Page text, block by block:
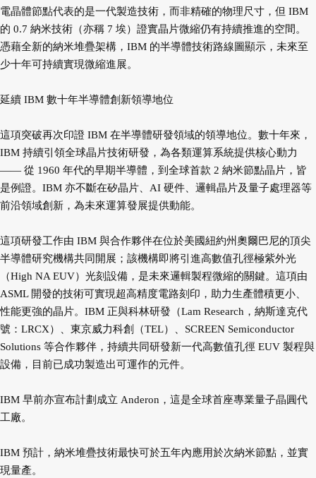
電晶體節點代表的是一代製造技術，而非精確的物理尺寸，但 IBM
的 0.7 納米技術（亦稱 7 埃）證實晶片微縮仍有持續推進的空間。
憑藉全新的納米堆疊架構，IBM 的半導體技術路線圖顯示，未來至
少十年可持續實現微縮進展。
延續 IBM 數十年半導體創新領導地位
這項突破再次印證 IBM 在半導體研發領域的領導地位。數十年來，
IBM 持續引領全球晶片技術研發，為各類運算系統提供核心動力
—— 從 1960 年代的早期半導體，到全球首款 2 納米節點晶片，皆
是例證。IBM 亦不斷在矽晶片、AI 硬件、邏輯晶片及量子處理器等
前沿領域創新，為未來運算發展提供動能。
這項研發工作由 IBM 與合作夥伴在位於美國紐約州奧爾巴尼的頂尖
半導體研究機構共同開展；該機構即將引進高數值孔徑極紫外光
（High NA EUV）光刻設備，是未來邏輯製程微縮的關鍵。這項由
ASML 開發的技術可實現超高精度電路刻印，助力生產體積更小、
性能更強的晶片。IBM 正與科林研發（Lam Research，納斯達克代
號：LRCX）、東京威力科創（TEL）、SCREEN Semiconductor
Solutions 等合作夥伴，持續共同研發新一代高數值孔徑 EUV 製程與
設備，目前已成功製造出可運作的元件。
IBM 早前亦宣布計劃成立 Anderon，這是全球首座專業量子晶圓代
工廠。
IBM 預計，納米堆疊技術最快可於五年內應用於次納米節點，並實
現量產。